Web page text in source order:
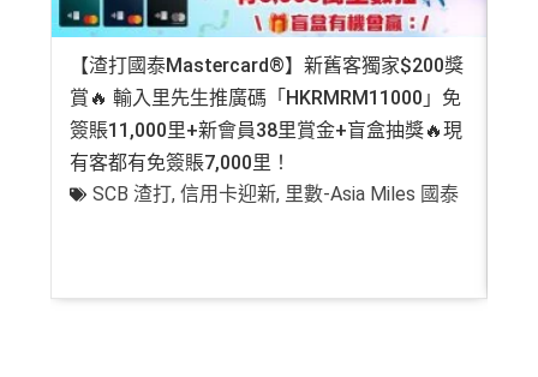
【渣打國泰Mastercard®】新舊客獨家$200獎
賞🔥 輸入里先生推廣碼「HKRMRM11000」免
簽賬11,000里+新會員38里賞金+盲盒抽獎🔥現
有客都有免簽賬7,000里！
SCB 渣打,信用卡迎新, 里數-Asia Miles 國泰